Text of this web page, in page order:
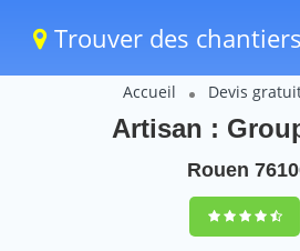
Trouver des chantiers
Accueil Devis
Artisan :
Rouen